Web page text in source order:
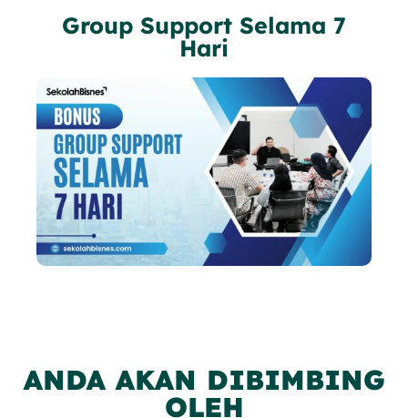
Group Support Selama 7
Hari
ANDA AKAN DIBIMBING
OLEH